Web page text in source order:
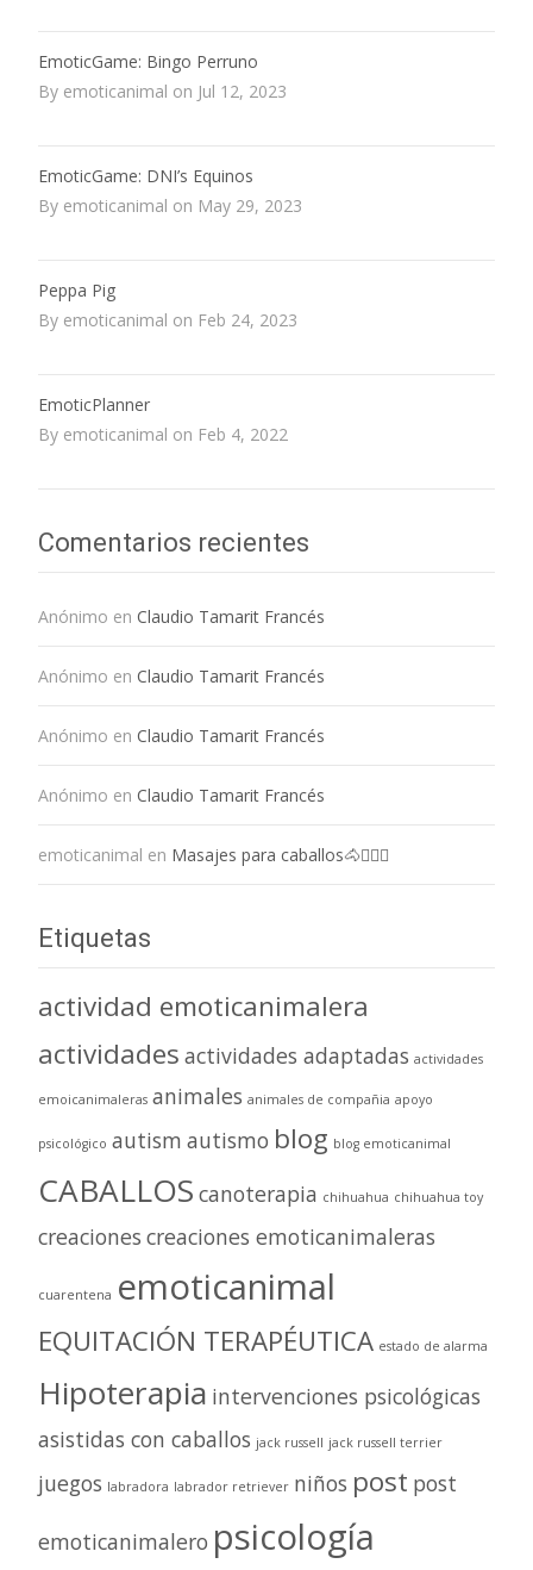
EmoticGame: Bingo Perruno
By emoticanimal on Jul 12, 2023
EmoticGame: DNI’s Equinos
By emoticanimal on May 29, 2023
Peppa Pig
By emoticanimal on Feb 24, 2023
EmoticPlanner
By emoticanimal on Feb 4, 2022
Comentarios recientes
Anónimo en Claudio Tamarit Francés
Anónimo en Claudio Tamarit Francés
Anónimo en Claudio Tamarit Francés
Anónimo en Claudio Tamarit Francés
emoticanimal en Masajes para caballos🐴💆🏻‍♀️
Etiquetas
actividad emoticanimalera
actividades actividades adaptadas actividades
emoicanimaleras animales animales de compañia apoyo
psicológico autism autismo blog blog emoticanimal
CABALLOS canoterapia chihuahua chihuahua toy
creaciones creaciones emoticanimaleras
cuarentena emoticanimal
EQUITACIÓN TERAPÉUTICA estado de alarma
Hipoterapia intervenciones psicológicas
asistidas con caballos jack russell jack russell terrier
juegos labradora labrador retriever niños post post
emoticanimalero psicología